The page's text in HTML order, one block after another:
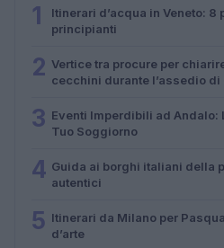
1
Itinerari d’acqua in Veneto:
principianti
2 Vertice tra procure per
cecchini durante l’assedio di
3 Eventi Imperdibili ad Andalo:
Tuo Soggiorno
4 Guida ai borghi italiani della
autentici
5 Itinerari da Milano per
d’arte